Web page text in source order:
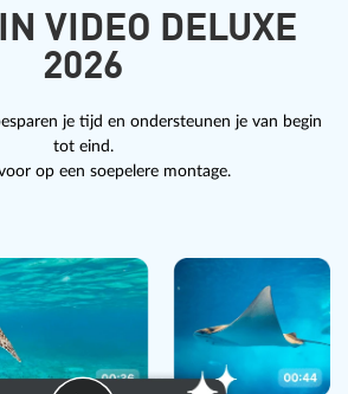
VIDEO DELUXE
2026
je tijd en ondersteunen je van begin
tot eind.
op een soepelere montage.